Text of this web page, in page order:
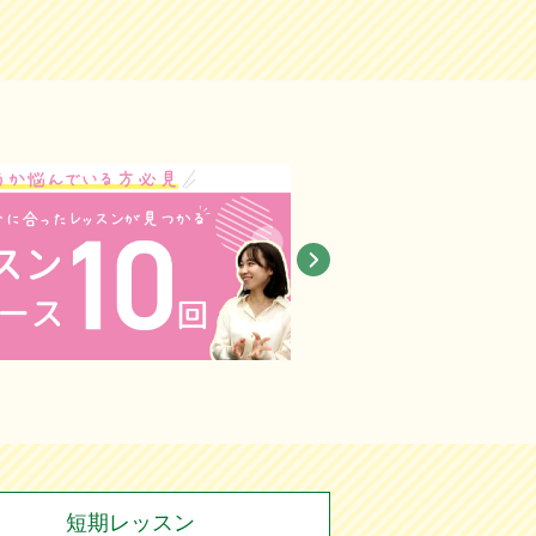
短期レッスン